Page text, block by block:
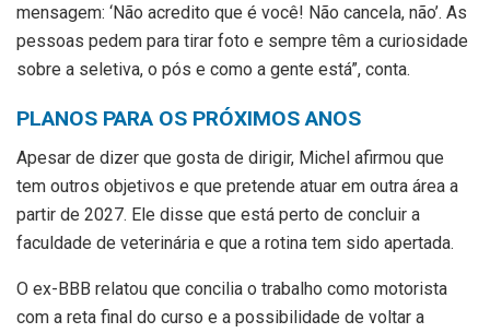
mensagem: ‘Não acredito que é você! Não cancela, não’. As
pessoas pedem para tirar foto e sempre têm a curiosidade
sobre a seletiva, o pós e como a gente está”, conta.
PLANOS PARA OS PRÓXIMOS ANOS
Apesar de dizer que gosta de dirigir, Michel afirmou que
tem outros objetivos e que pretende atuar em outra área a
partir de 2027. Ele disse que está perto de concluir a
faculdade de veterinária e que a rotina tem sido apertada.
O ex-BBB relatou que concilia o trabalho como motorista
com a reta final do curso e a possibilidade de voltar a